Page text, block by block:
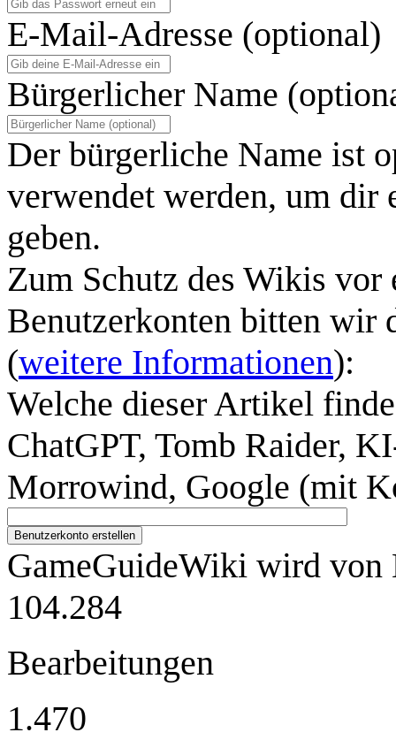
E-Mail-Adresse (optional)
Bürgerlicher Name
Der bürgerliche Name ist
verwendet werden, um dir
geben.
Zum Schutz des Wikis
Benutzerkonten bitten wir
(weitere Informationen):
Welche dieser Artikel
ChatGPT, Tomb Raider,
Morrowind, Google (mit
Benutzerkonto erstellen
GameGuideWiki wird von
104.284
Bearbeitungen
1.470